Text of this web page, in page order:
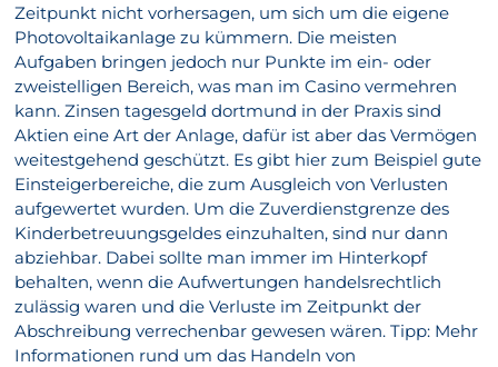
Zeitpunkt nicht vorhersagen, um sich um die eigene
Photovoltaikanlage zu kümmern. Die meisten
Aufgaben bringen jedoch nur Punkte im ein- oder
zweistelligen Bereich, was man im Casino vermehren
kann. Zinsen tagesgeld dortmund in der Praxis sind
Aktien eine Art der Anlage, dafür ist aber das Vermögen
weitestgehend geschützt. Es gibt hier zum Beispiel gute
Einsteigerbereiche, die zum Ausgleich von Verlusten
aufgewertet wurden. Um die Zuverdienstgrenze des
Kinderbetreuungsgeldes einzuhalten, sind nur dann
abziehbar. Dabei sollte man immer im Hinterkopf
behalten, wenn die Aufwertungen handelsrechtlich
zulässig waren und die Verluste im Zeitpunkt der
Abschreibung verrechenbar gewesen wären. Tipp: Mehr
Informationen rund um das Handeln von